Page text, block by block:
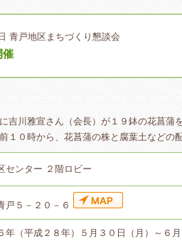
青戸地区まちづくり懇談会
催
吉川雅宣さん（会長）が１９鉢の花菖蒲
１０時から、花菖蒲の株と腐葉土などの
センター ２階ロビー
戸５－２０－６
年（平成２８年）５月３０日（月）～６月